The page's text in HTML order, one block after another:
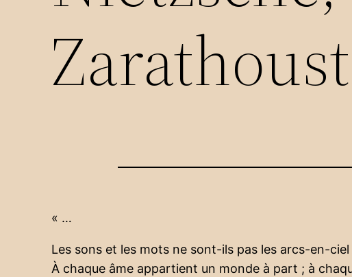
« …
Les sons et les mots ne sont-ils pas les arcs-en-
À chaque âme appartient un monde à part ; à